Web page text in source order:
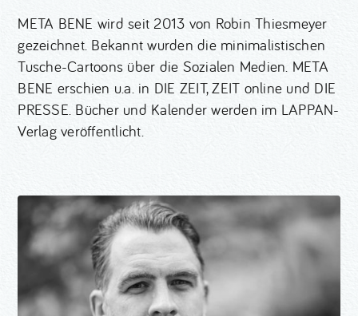
META BENE wird seit 2013 von Robin Thiesmeyer
gezeichnet. Bekannt wurden die minimalistischen
Tusche-Cartoons über die Sozialen Medien. META
BENE erschien u.a. in DIE ZEIT, ZEIT online und DIE
PRESSE. Bücher und Kalender werden im LAPPAN-
Verlag veröffentlicht.